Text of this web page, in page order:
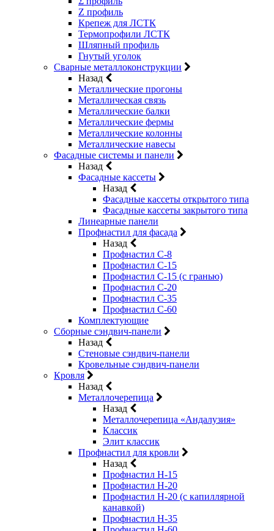
Z профиль
Крепеж для ЛСТК
Термопрофили ЛСТК
Шляпный профиль
Гнутый уголок
Сварные металлоконструкции
Назад
Металлические прогоны
Металлическая связь
Металлические балки
Металлические фермы
Металлические колонны
Металлические навесы
Фасадные системы и панели
Назад
Фасадные кассеты
Назад
Фасадные кассеты открытого типа
Фасадные кассеты закрытого типа
Линеарные панели
Профнастил для фасада
Назад
Профнастил С-8
Профнастил С-15
Профнастил С-15 (с гранью)
Профнастил С-20
Профнастил С-35
Профнастил С-60
Комплектующие
Сборные сэндвич-панели
Назад
Стеновые сэндвич-панели
Кровельные сэндвич-панели
Кровля
Назад
Металлочерепица
Назад
Металлочерепица «Андалузия»
Классик
Элит классик
Профнастил для кровли
Назад
Профнастил Н-15
Профнастил Н-20
Профнастил Н-20 (с капиллярной
канавкой)
Профнастил Н-35